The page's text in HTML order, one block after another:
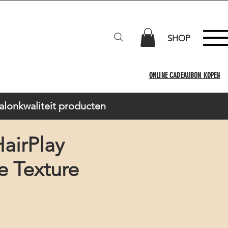
SHOP
ONLINE CADEAUBON KOPEN
producten
Texture